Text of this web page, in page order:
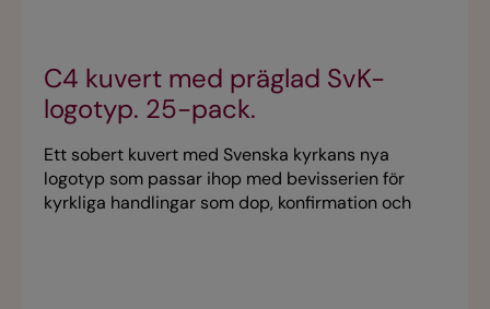
C4 kuvert med präglad SvK-
logotyp. 25-pack.
Ett sobert kuvert med Svenska kyrkans nya
logotyp som passar ihop med bevisserien för
kyrkliga handlingar som dop, konfirmation och